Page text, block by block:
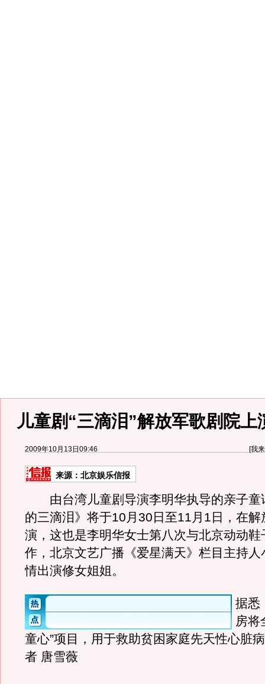
儿童剧“三滴泪”解放军歌剧院上
2009年10月13日09:46 [我
来源： 北京娱乐信报
由台湾儿童剧导演李明华执导的亲子童
的三滴泪》将于10月30日至11月1日，在解
演，这也是李明华女士第八次与北京动动鞋
作，北京文艺广播《爱星满天》栏目主持人
情出演修女姐姐。
据悉
房将
童心”项目，用于救助贫困家庭先天性心脏
者 唐雪薇